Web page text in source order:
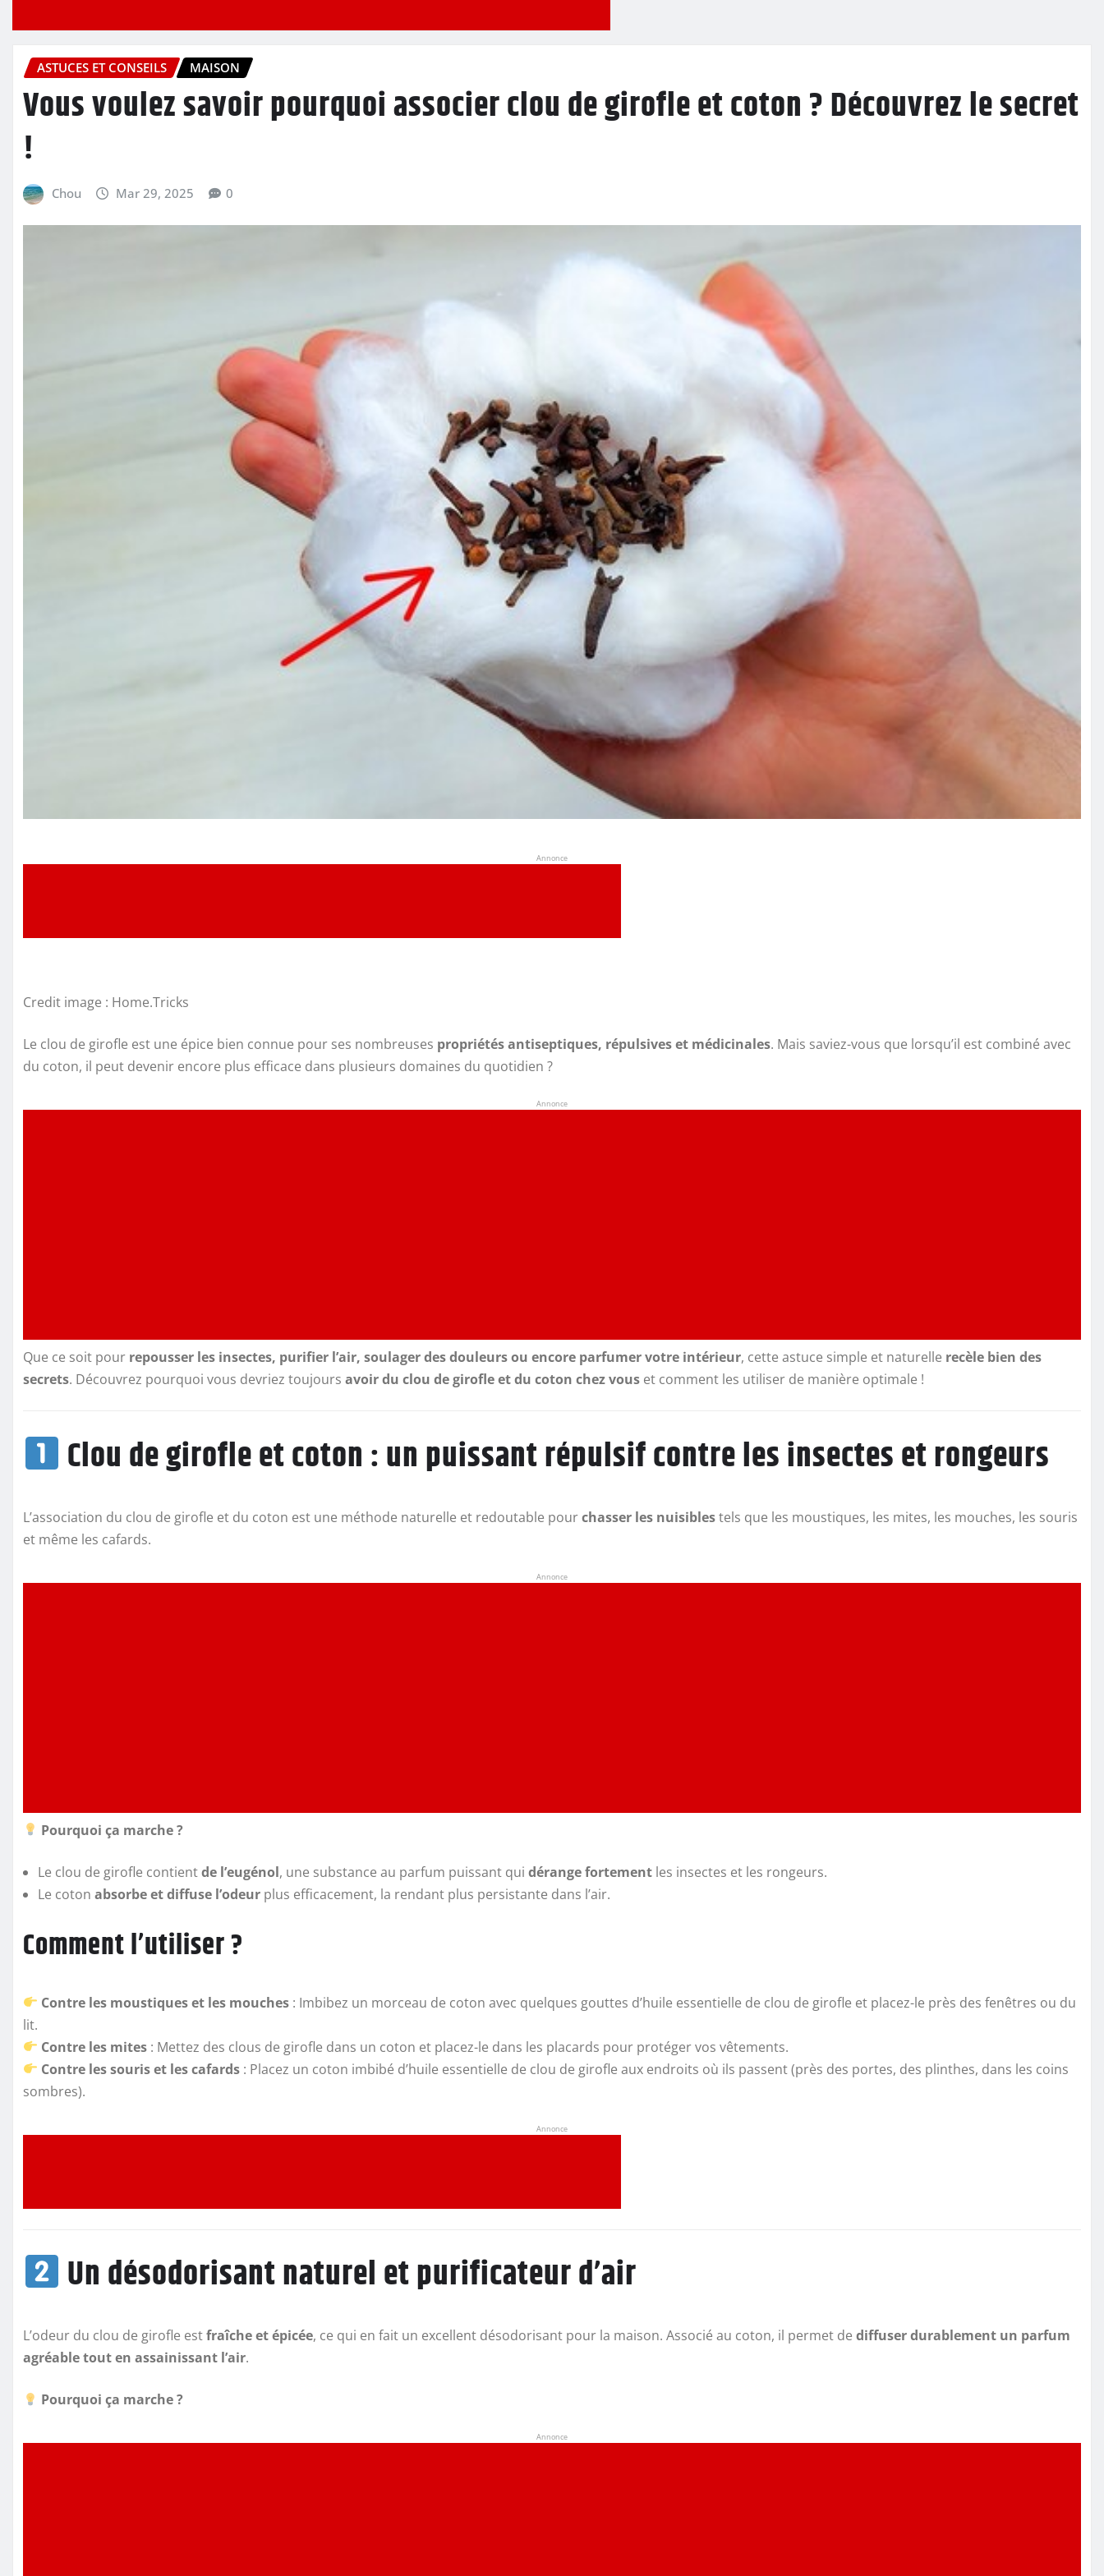
ASTUCES ET CONSEILS MAISON
Vous voulez savoir pourquoi associer clou de girofle et coton ? Découvrez le secret
!
Chou Mar 29, 2025 0
Annonce
Credit image : Home.Tricks
Le clou de girofle est une épice bien connue pour ses nombreuses propriétés antiseptiques, répulsives et médicinales. Mais saviez-vous que lorsqu’il est combiné avec
du coton, il peut devenir encore plus efficace dans plusieurs domaines du quotidien ?
Annonce
Que ce soit pour repousser les insectes, purifier l’air, soulager des douleurs ou encore parfumer votre intérieur, cette astuce simple et naturelle recèle bien des
secrets. Découvrez pourquoi vous devriez toujours avoir du clou de girofle et du coton chez vous et comment les utiliser de manière optimale !
Clou de girofle et coton : un puissant répulsif contre les insectes et rongeurs
L’association du clou de girofle et du coton est une méthode naturelle et redoutable pourchasser les nuisiblestels que les moustiques, les mites, les mouches, les souris
et même les cafards.
Annonce
Pourquoi ça marche ?
Le clou de girofle contientde l’eugénol, une substance au parfum puissant qui dérange fortement les insectes et les rongeurs.
Le coton absorbe et diffuse l’odeur plus efficacement, la rendant plus persistante dans l’air.
Comment l’utiliser ?
Contre les moustiques et les mouches : Imbibez un morceau de coton avec quelques gouttes d’huile essentielle de clou de girofle et placez-le près des fenêtres ou du
lit.
Contre les mites : Mettez des clous de girofle dans un coton et placez-le dans les placards pour protéger vos vêtements.
Contre les souris et les cafards : Placez un coton imbibé d’huile essentielle de clou de girofle aux endroits où ils passent (près des portes, des plinthes, dans les coins
sombres).
Annonce
Un désodorisant naturel et purificateur d’air
L’odeur du clou de girofle estfraîche et épicée, ce qui en fait un excellent désodorisant pour la maison. Associé au coton, il permet de diffuser durablement un parfum
agréable tout en assainissant l’air.
Pourquoi ça marche ?
Annonce